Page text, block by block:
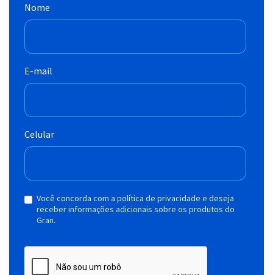
Nome
E-mail
Celular
Você concorda com a política de privacidade e deseja
receber informações adicionais sobre os produtos do
Gran.